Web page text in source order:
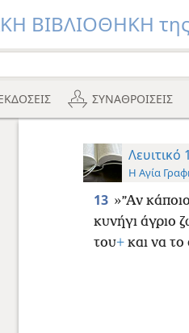
ΒΙΒΛΙΟΘΗΚΗ
ΣΥΝΑΘΡΟΙΣΕΙΣ
Λευιτικό
Η Αγία
13 »”Αν
κυνήγι άγριο
του+και να το